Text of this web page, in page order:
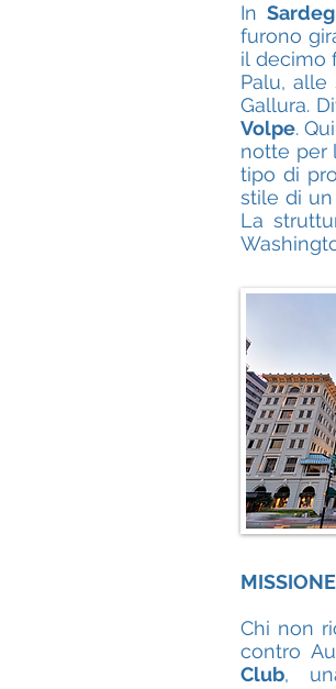
In
furono
il decimo
Palu, alle
Gallura.
Volpe.
notte per
tipo di
stile di un
La
Chi non
contro
Club,